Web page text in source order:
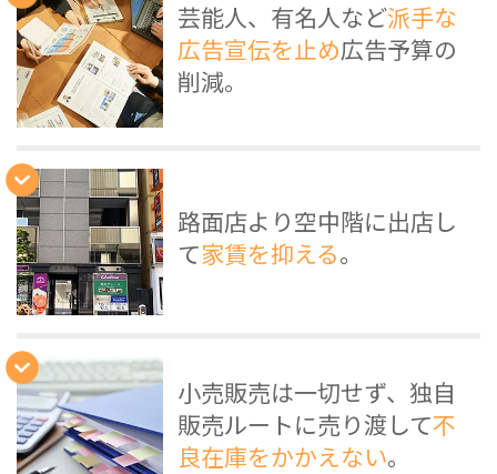
芸能人、有名人など派手な
広告宣伝を止め広告予算の
削減。
路面店より空中階に出店し
て家賃を抑える。
小売販売は一切せず、独自
販売ルートに売り渡して不
良在庫をかかえない。